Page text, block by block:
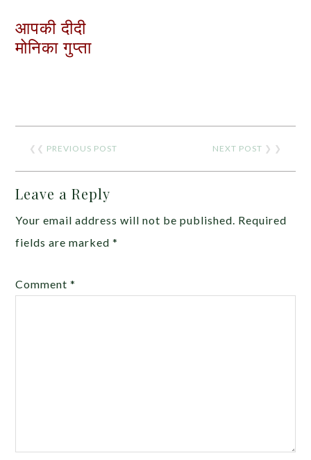
आपकी दीदी
मोनिका गुप्ता
❮❮ PREVIOUS POST NEXT POST ❯ ❯
Leave a Reply
Your email address will not be published. Required
fields are marked*
Comment*